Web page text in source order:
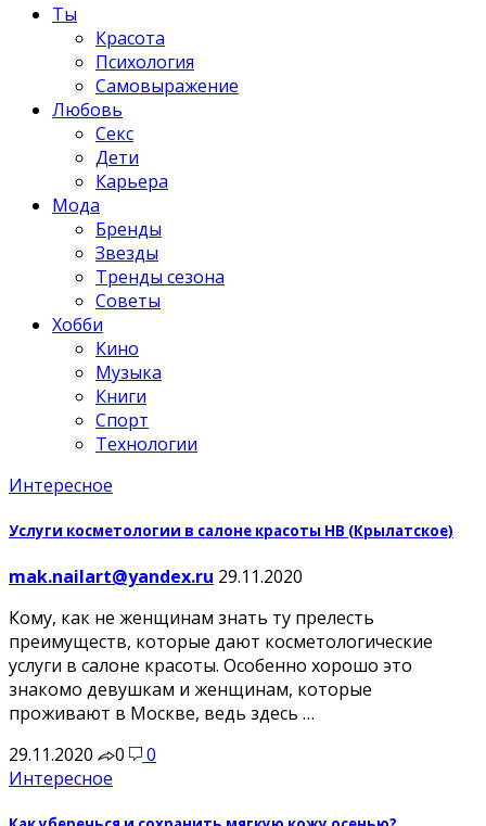
Ты
Красота
Психология
Самовыражение
Любовь
Секс
Дети
Карьера
Мода
Бренды
Звезды
Тренды сезона
Советы
Хобби
Кино
Музыка
Книги
Спорт
Технологии
Интересное
Услуги косметологии в салоне красоты HB (Крылатское)
mak.nailart@yandex.ru 29.11.2020
Кому, как не женщинам знать ту прелесть
преимуществ, которые дают косметологические
услуги в салоне красоты. Особенно хорошо это
знакомо девушкам и женщинам, которые
проживают в Москве, ведь здесь …
29.11.2020
0
0
Интересное